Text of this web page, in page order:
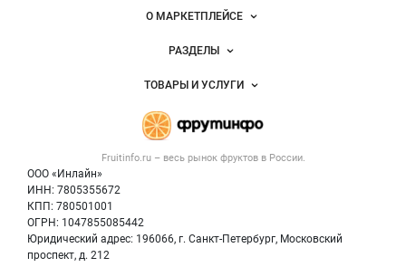
фруктов
Важные разделы и контакты
Fruitinfo.ru – весь рынок фруктовв России.
ООО «Инлайн»
ИНН: 7805355672
КПП: 780501001
ОГРН: 1047855085442
Юридический адрес: 196066, г. Санкт-Петербург, Московский
проспект, д. 212
Навигация по сайтуО МАРКЕТПЛЕЙСЕ
Новости Fruitinfo.ru
Размещение рекламы
Публичная оферта
Контактная информация
Политика обработки персональных данных
РАЗДЕЛЫ
Объявления
Новости рынка
ТОВАРЫ И УСЛУГИ
Готовая продукция
Овощи
Фрукты